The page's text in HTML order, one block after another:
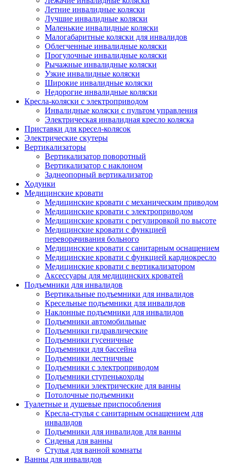
Летние инвалидные коляски
Лучшие инвалидные коляски
Маленькие инвалидные коляски
Малогабаритные коляски для инвалидов
Облегченные инвалидные коляски
Прогулочные инвалидные коляски
Рычажные инвалидные коляски
Узкие инвалидные коляски
Широкие инвалидные коляски
Недорогие инвалидные коляски
Кресла-коляски с электроприводом
Инвалидные коляски с пультом управления
Электрическая инвалидная кресло коляска
Приставки для кресел-колясок
Электрические скутеры
Вертикализаторы
Вертикализатор поворотный
Вертикализатор с наклоном
Заднеопорный вертикализатор
Ходунки
Медицинские кровати
Медицинские кровати с механическим приводом
Медицинские кровати с электроприводом
Медицинские кровати с регулировкой по высоте
Медицинские кровати с функцией
переворачивания больного
Медицинские кровати с санитарным оснащением
Медицинские кровати с функцией кардиокресло
Медицинские кровати с вертикализатором
Аксессуары для медицинских кроватей
Подъемники для инвалидов
Вертикальные подъемники для инвалидов
Кресельные подъемники для инвалидов
Наклонные подъемники для инвалидов
Подъемники автомобильные
Подъемники гидравлические
Подъемники гусеничные
Подъемники для бассейна
Подъемники лестничные
Подъемники с электроприводом
Подъемники ступенькоходы
Подъемники электрические для ванны
Потолочные подъемники
Туалетные и душевые приспособления
Кресла-стулья с санитарным оснащением для
инвалидов
Подъемники для инвалидов для ванны
Сиденья для ванны
Стулья для ванной комнаты
Ванны для инвалидов